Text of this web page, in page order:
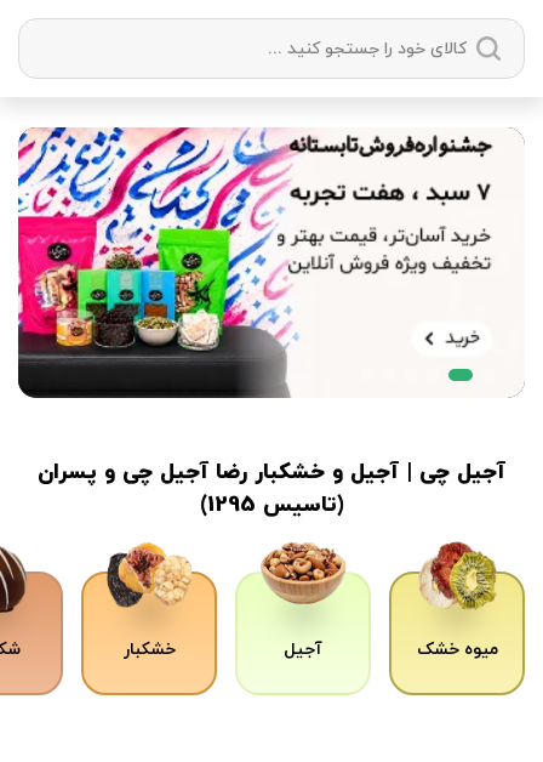
دسته بندی ها
آجیل میوه خشک زعفران خشکبار
آجیل چی | آجیل و خشکبار رضا آجیل‌ چی و پسران
(تاسیس 1295)
میوه خشک آجیل خشکبار